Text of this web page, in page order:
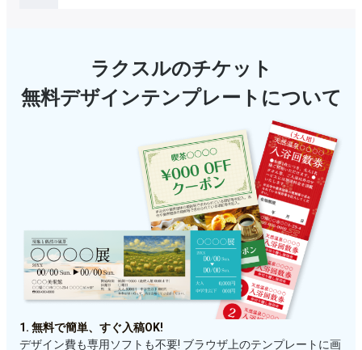
ラクスルのチケット
無料デザインテンプレートについて
1. 無料で簡単、すぐ入稿OK!
デザイン費も専用ソフトも不要! ブラウザ上のテンプレートに画